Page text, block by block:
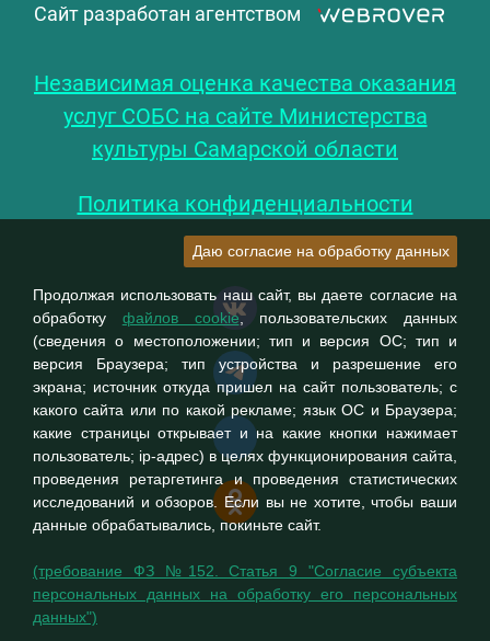
Сайт разработан агентством
Независимая оценка качества оказания
услуг СОБС на сайте Министерства
культуры Самарской области
Политика конфиденциальности
Даю согласие на обработку данных
Продолжая использовать наш сайт, вы даете согласие на
обработку файлов cookie, пользовательских данных
(сведения о местоположении; тип и версия ОС; тип и
версия Браузера; тип устройства и разрешение его
экрана; источник откуда пришел на сайт пользователь; с
какого сайта или по какой рекламе; язык ОС и Браузера;
какие страницы открывает и на какие кнопки нажимает
пользователь; ip-адрес) в целях функционирования сайта,
проведения ретаргетинга и проведения статистических
исследований и обзоров. Если вы не хотите, чтобы ваши
данные обрабатывались, покиньте сайт.
(требование ФЗ №152. Статья 9 "Согласие субъекта
персональных данных на обработку его персональных
данных")